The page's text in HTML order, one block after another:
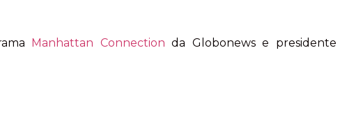
Manhattan Connection da Globonews e